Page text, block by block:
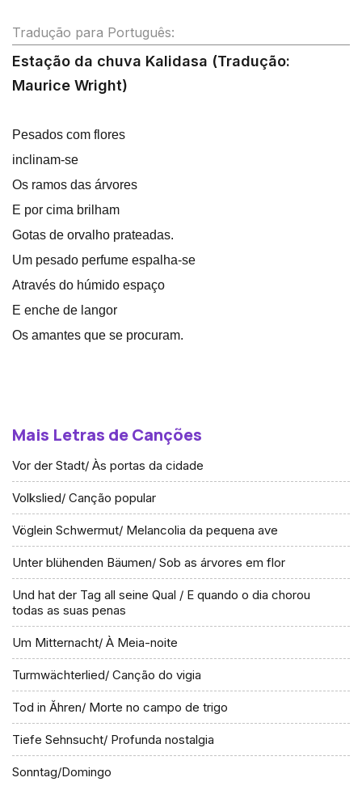
Tradução para Português:
Estação da chuva Kalidasa (Tradução:
Maurice Wright)
Pesados com flores
inclinam-se
Os ramos das árvores
E por cima brilham
Gotas de orvalho prateadas.
Um pesado perfume espalha-se
Através do húmido espaço
E enche de langor
Os amantes que se procuram.
Mais Letras de Canções
Vor der Stadt/ Às portas da cidade
Volkslied/ Canção popular
Vöglein Schwermut/ Melancolia da pequena ave
Unter blühenden Bäumen/ Sob as árvores em flor
Und hat der Tag all seine Qual / E quando o dia chorou
todas as suas penas
Um Mitternacht/ À Meia-noite
Turmwächterlied/ Canção do vigia
Tod in Ăhren/ Morte no campo de trigo
Tiefe Sehnsucht/ Profunda nostalgia
Sonntag/Domingo